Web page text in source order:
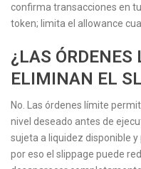
confirma transacciones en
token; limita el allowance
¿LAS
ELIMINAN EL
No. Las órdenes límite
nivel deseado antes de
sujeta a liquidez disponible
por eso el slippage puede